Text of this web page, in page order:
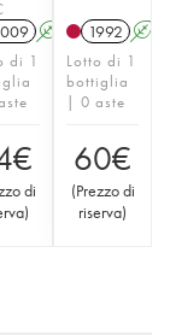
A
di 1
€
di
)
1992 A
Lotto di 1
bottiglia
| 0 aste
60€
(Prezzo di
riserva)